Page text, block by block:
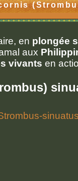
en plongée
aux
vivants en